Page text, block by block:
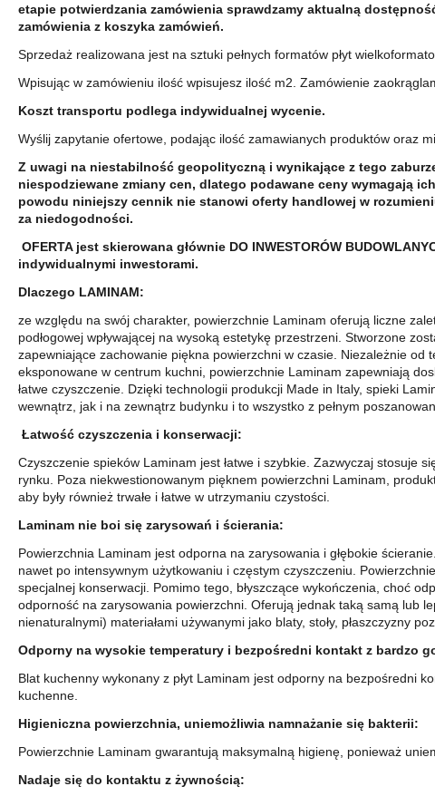
etapie potwierdzania zamówienia sprawdzamy aktualną
zamówienia z koszyka zamówień.
Sprzedaż realizowana jest na sztuki pełnych formatów płyt
Wpisując w zamówieniu ilość wpisujesz ilość m2. Zamówienie
Koszt transportu podlega indywidualnej wycenie.
Wyślij zapytanie ofertowe, podając ilość zamawianych produktów oraz
Z uwagi na niestabilność geopolityczną i wynikające z tego
niespodziewane zmiany cen, dlatego podawane ceny wymagają
powodu niniejszy cennik nie stanowi oferty handlowej w
za niedogodności.
OFERTA jest skierowana głównie DO INWESTORÓW
indywidualnymi inwestorami.
Dlaczego LAMINAM:
ze względu na swój charakter, powierzchnie Laminam oferują liczne
podłogowej wpływającej na wysoką estetykę przestrzeni. Stworzone
zapewniające zachowanie piękna powierzchni w czasie. Niezależnie od
eksponowane w centrum kuchni, powierzchnie Laminam zapewniają
łatwe czyszczenie. Dzięki technologii produkcji Made in Italy, spieki
wewnątrz, jak i na zewnątrz budynku i to wszystko z pełnym
Łatwość czyszczenia i konserwacji:
Czyszczenie spieków Laminam jest łatwe i szybkie. Zazwyczaj stosuje
rynku. Poza niekwestionowanym pięknem powierzchni Laminam,
aby były również trwałe i łatwe w utrzymaniu czystości.
Laminam nie boi się zarysowań i ścierania:
Powierzchnia Laminam jest odporna na zarysowania i głębokie
nawet po intensywnym użytkowaniu i częstym czyszczeniu.
specjalnej konserwacji. Pomimo tego, błyszczące wykończenia, choć
odporność na zarysowania powierzchni. Oferują jednak taką samą lub
nienaturalnymi) materiałami używanymi jako blaty, stoły, płaszczyzny
Odporny na wysokie temperatury i bezpośredni kontakt z bardzo
Blat kuchenny wykonany z płyt Laminam jest odporny na bezpośredni
kuchenne.
Higieniczna powierzchnia, uniemożliwia namnażanie się bakterii:
Powierzchnie Laminam gwarantują maksymalną higienę, ponieważ
Nadaje się do kontaktu z żywnością: